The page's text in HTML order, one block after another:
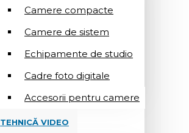
Camere compacte
Camere de sistem
Echipamente de studio
Cadre foto digitale
Accesorii pentru camere
TEHNICĂ VIDEO